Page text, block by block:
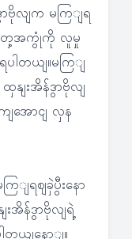
ဗိုလျက မကြျရ
တှေ့အကွုံကို လူမှု
ပါတယျ။မကြျ
နျးအိန်ဒွာဗိုလျ
အောငျ လှန
ျရဈခှဲပွီးနော
းအိန်ဒွာဗိုလျရဲ့
ယျနောျ။